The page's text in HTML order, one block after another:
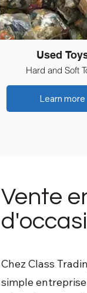
Used
Hard and Soft
Learn more
Vente
Chez Class
simple